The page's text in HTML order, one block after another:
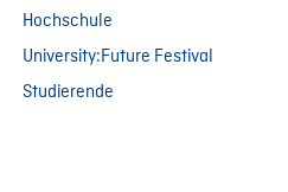
Hochschule
University:Future Festival
Studierende